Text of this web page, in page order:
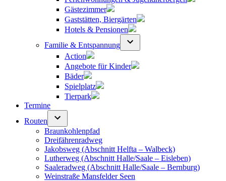
Gästezimmer
Gaststätten, Biergärten
Hotels & Pensionen
Familie & Entspannung
Action
Angebote für Kinder
Bäder
Spielplatz
Tierpark
Termine
Routen
Braunkohlenpfad
Dreifährenradweg
Jakobsweg (Abschnitt Helfta – Walbeck)
Lutherweg (Abschnitt Halle/Saale – Eisleben)
Saaleradweg (Abschnitt Halle/Saale – Bernburg)
Weinstraße Mansfelder Seen